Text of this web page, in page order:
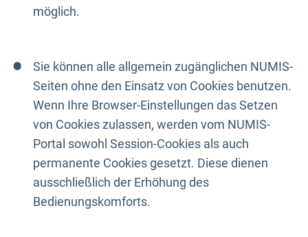
möglich.
Sie können alle allgemein zugänglichen NUMIS-
Seiten ohne den Einsatz von Cookies benutzen.
Wenn Ihre Browser-Einstellungen das Setzen
von Cookies zulassen, werden vom NUMIS-
Portal sowohl Session-Cookies als auch
permanente Cookies gesetzt. Diese dienen
ausschließlich der Erhöhung des
Bedienungskomforts.